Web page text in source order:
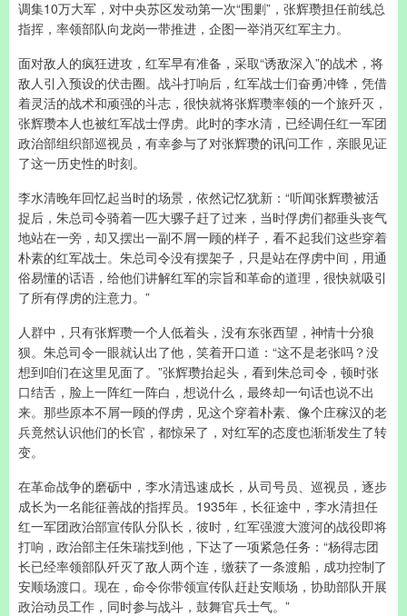
调集10万大军，对中央苏区发动第一次“围剿”，张辉瓒担任前线总
指挥，率领部队向龙岗一带推进，企图一举消灭红军主力。
面对敌人的疯狂进攻，红军早有准备，采取“诱敌深入”的战术，将
敌人引入预设的伏击圈。战斗打响后，红军战士们奋勇冲锋，凭借
着灵活的战术和顽强的斗志，很快就将张辉瓒率领的一个旅歼灭，
张辉瓒本人也被红军战士俘虏。此时的李水清，已经调任红一军团
政治部组织部巡视员，有幸参与了对张辉瓒的讯问工作，亲眼见证
了这一历史性的时刻。
李水清晚年回忆起当时的场景，依然记忆犹新：“听闻张辉瓒被活
捉后，朱总司令骑着一匹大骡子赶了过来，当时俘虏们都垂头丧气
地站在一旁，却又摆出一副不屑一顾的样子，看不起我们这些穿着
朴素的红军战士。朱总司令没有摆架子，只是站在俘虏中间，用通
俗易懂的话语，给他们讲解红军的宗旨和革命的道理，很快就吸引
了所有俘虏的注意力。”
人群中，只有张辉瓒一个人低着头，没有东张西望，神情十分狼
狈。朱总司令一眼就认出了他，笑着开口道：“这不是老张吗？没
想到咱们在这里见面了。”张辉瓒抬起头，看到朱总司令，顿时张
口结舌，脸上一阵红一阵白，想说什么，最终却一句话也说不出
来。那些原本不屑一顾的俘虏，见这个穿着朴素、像个庄稼汉的老
兵竟然认识他们的长官，都惊呆了，对红军的态度也渐渐发生了转
变。
在革命战争的磨砺中，李水清迅速成长，从司号员、巡视员，逐步
成长为一名能征善战的指挥员。1935年，长征途中，李水清担任
红一军团政治部宣传队分队长，彼时，红军强渡大渡河的战役即将
打响，政治部主任朱瑞找到他，下达了一项紧急任务：“杨得志团
长已经率领部队歼灭了敌人两个连，缴获了一条渡船，成功控制了
安顺场渡口。现在，命令你带领宣传队赶赴安顺场，协助部队开展
政治动员工作，同时参与战斗，鼓舞官兵士气。”